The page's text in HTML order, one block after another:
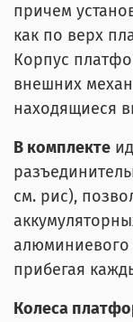
причем
как по верх
Корпус
внешних
находящиеся
В комплекте
см. рис),
прибегая
Колеса